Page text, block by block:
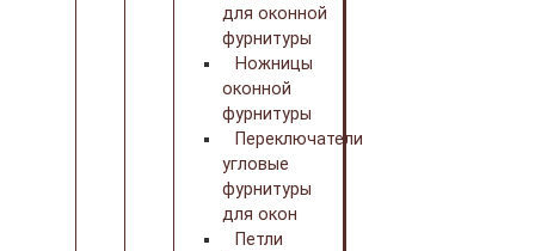
для оконной
фурнитуры
Ножницы
оконной
фурнитуры
Переключатели
угловые
фурнитуры
для окон
Петли